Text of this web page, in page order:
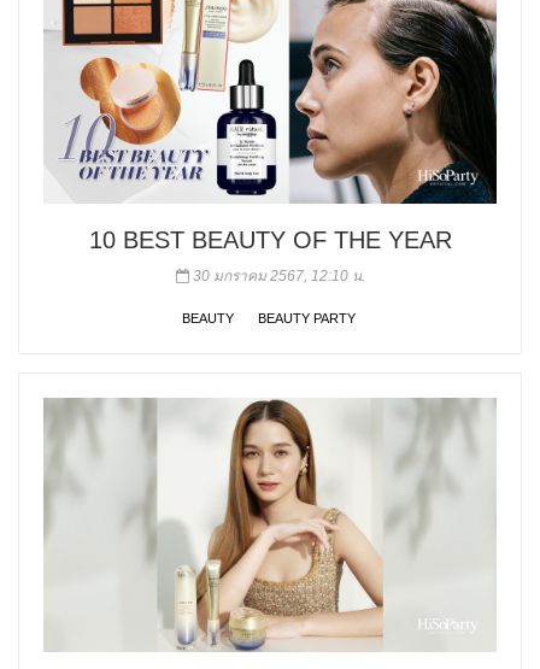
10 BEST BEAUTY OF THE YEAR
30 มกราคม 2567, 12:10 น.
BEAUTY BEAUTY PARTY